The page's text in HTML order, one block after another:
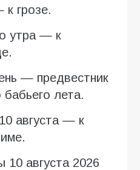
грозе.
утра — к
— предвестник
бабьего лета.
августа — к
августа 2026